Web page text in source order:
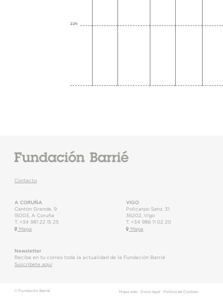
22h
Contacto
A CORUÑA
Cantón Grande, 9
15003
A Coruña
T. +34 981 22 15 25
Mapa
VIGO
Policarpo Sanz, 31
36202 Vigo
T. +34 986 11 02 20
Mapa
Newsletter
Recibe en tu correo toda la actualidad de la Fundación Barrié
Suscríbete aquí
© Fundación Barrié Mapa web· Aviso legal · Política de Cookies ·